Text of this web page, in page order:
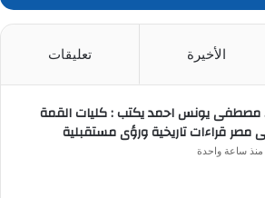
الأخيرة تعليقات
مصطفى يونس احمد يكتب : كليات القمة
مصر قراءات تاريخية ورؤى مستقبلية
منذ ساعة واحدة